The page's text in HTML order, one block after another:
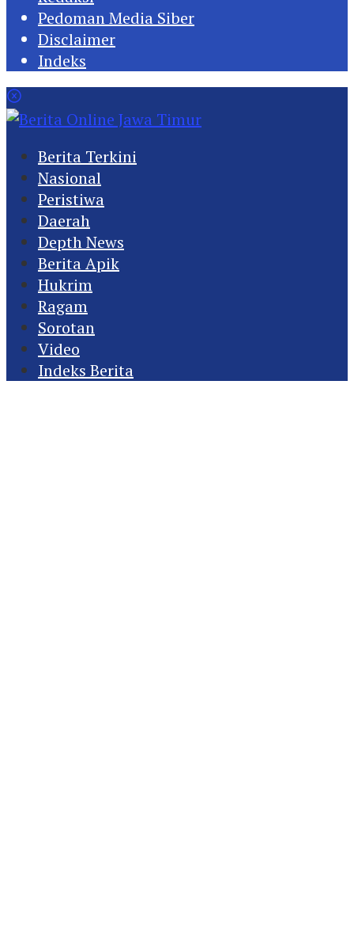
Pedoman Media Siber
Disclaimer
Indeks
Berita Terkini
Nasional
Peristiwa
Daerah
Depth News
Berita Apik
Hukrim
Ragam
Sorotan
Video
Indeks Berita